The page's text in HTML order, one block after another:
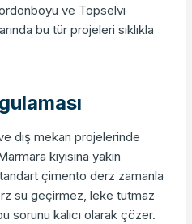
ve Topselvi
bu tür projeleri sıklıkla
dış mekan projelerinde
kıyısına yakın
çimento derz zamanla
su geçirmez, leke tutmaz
sorunu kalıcı olarak çözer.